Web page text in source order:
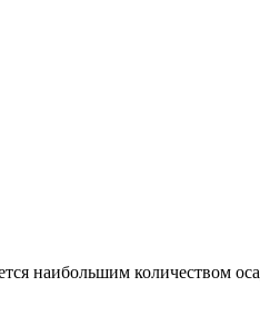
наибольшим количеством